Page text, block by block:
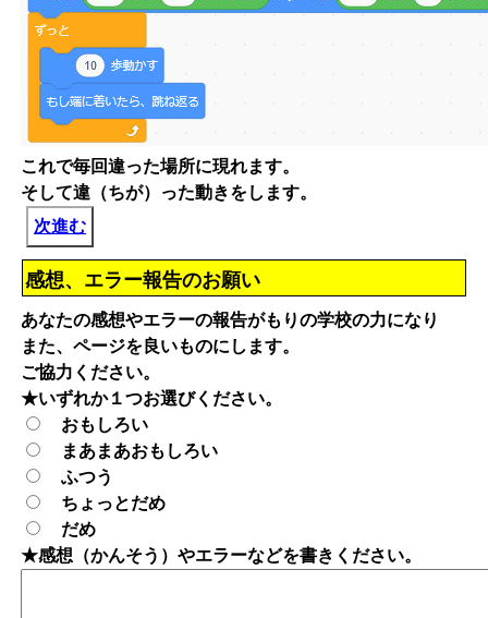
これで毎回違った場所に現れます。
そして違（ちが）った動きをします。
次進む
感想、エラー報告のお願い
あなたの感想やエラーの報告がもりの学校の力になり
また、ページを良いものにします。
ご協力ください。
★いずれか１つお選びください。
おもしろい
まあまあおもしろい
ふつう
ちょっとだめ
だめ
★感想（かんそう）やエラーなどを書きください。